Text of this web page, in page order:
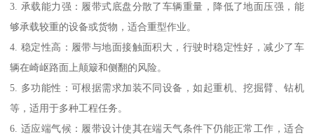
3. 承载能力强：履带式底盘分散了车辆重量，降低了地面压强，能
够承载较重的设备或货物，适合重型作业。
4. 稳定性高：履带与地面接触面积大，行驶时稳定性好，减少了车
辆在崎岖路面上颠簸和侧翻的风险。
5. 多功能性：可根据需求加装不同设备，如起重机、挖掘臂、钻机
等，适用于多种工程任务。
6. 适应端气候：履带设计使其在端天气条件下仍能正常工作，适合